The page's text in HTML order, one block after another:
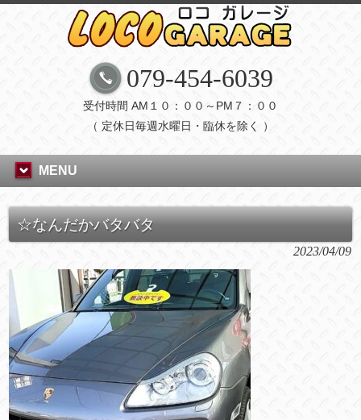
079-454-6039
受付時間 AM１０：００～PM７：００
（ 定休日毎週水曜日・臨休を除く ）
MENU
☆なんだかバタバタ
2023/04/09